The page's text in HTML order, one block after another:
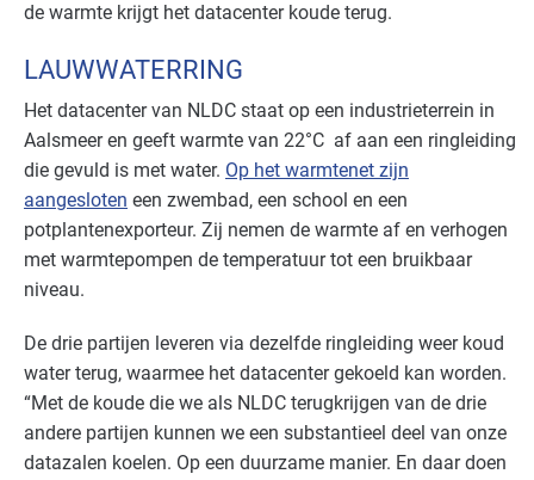
de warmte krijgt het datacenter koude terug.
LAUWWATERRING
Het datacenter van NLDC staat op een industrieterrein in
Aalsmeer en geeft warmte van 22°C af aan een ringleiding
die gevuld is met water. Op het warmtenet zijn
aangesloten een zwembad, een school en een
potplantenexporteur. Zij nemen de warmte af en verhogen
met warmtepompen de temperatuur tot een bruikbaar
niveau.
De drie partijen leveren via dezelfde ringleiding weer koud
water terug, waarmee het datacenter gekoeld kan worden.
“Met de koude die we als NLDC terugkrijgen van de drie
andere partijen kunnen we een substantieel deel van onze
datazalen koelen. Op een duurzame manier. En daar doen